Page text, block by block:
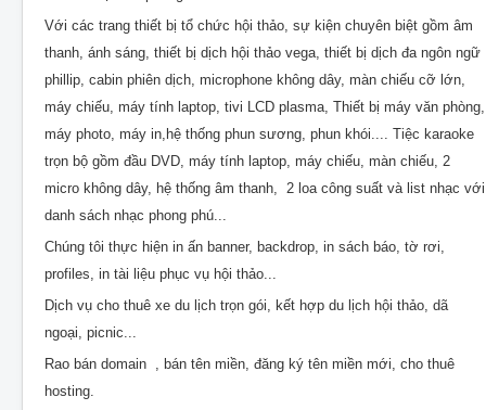
Với các trang thiết bị tổ chức hội thảo, sự kiện chuyên biệt gồm âm
thanh, ánh sáng, thiết bị dịch hội thảo vega, thiết bị dịch đa ngôn ngữ
phillip, cabin phiên dịch, microphone không dây, màn chiếu cỡ lớn,
máy chiếu, máy tính laptop, tivi LCD plasma, Thiết bị máy văn phòng,
máy photo, máy in,hệ thống phun sương, phun khói.... Tiệc karaoke
trọn bộ gồm đầu DVD, máy tính laptop, máy chiếu, màn chiếu, 2
micro không dây, hệ thống âm thanh, 2 loa công suất và list nhạc với
danh sách nhạc phong phú...
Chúng tôi thực hiện in ấn banner, backdrop, in sách báo, tờ rơi,
profiles, in tài liệu phục vụ hội thảo...
Dịch vụ cho thuê xe du lịch trọn gói, kết hợp du lịch hội thảo, dã
ngoại, picnic...
Rao bán domain , bán tên miền, đăng ký tên miền mới, cho thuê
hosting.